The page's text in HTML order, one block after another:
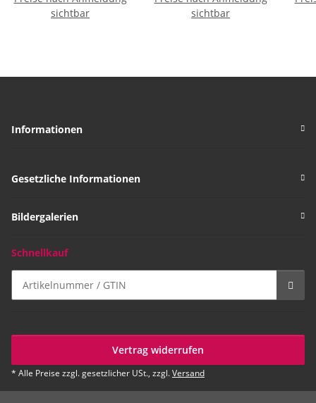
Bohrung ca. 2,5 mm
sichtbar
Öse 20 mm
sichtbar
Informationen
Gesetzliche Informationen
Bildergalerien
Schnellkauf
Vertrag widerrufen
* Alle Preise zzgl. gesetzlicher USt., zzgl.Versand